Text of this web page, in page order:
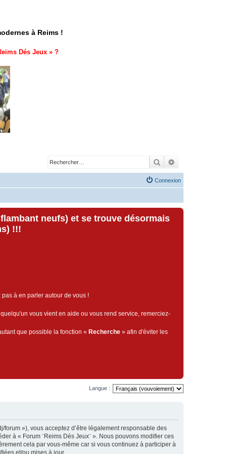
à Reims !
Dés Jeux » ?
Rechercher
Connexion
neufs) et se trouve désormais
!!!
à en parler autour de vous !
vous vient en aide ou vous rend service, remerciez-
que possible la fonction « Recherche » afin d'éviter les
Langue :
forum »), vous acceptez d’être légalement responsable des
à « Forum ¨Reims Dés Jeux¨ ». Nous pouvons modifier ces
cela par vous-même car si vous continuez à participer à
et/ou mises à jour.